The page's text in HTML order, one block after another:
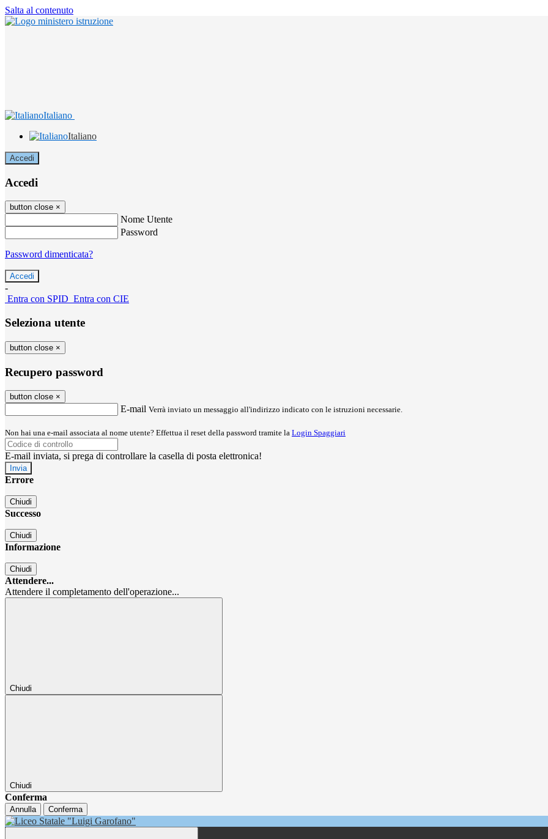
Salta al contenuto
Italiano
Italiano
Accedi
Accedi
button close ×
Nome Utente
Password
Password dimenticata?
-
Entra con SPID Entra con CIE
Seleziona utente
button close ×
Recupero password
button close ×
E-mail Verrà inviato un messaggio all'indirizzo indicato con le istruzioni necessarie.
Non hai una e-mail associata al nome utente? Effettua il reset della password tramite la Login Spaggiari
E-mail inviata, si prega di controllare la casella di posta elettronica!
Errore
Chiudi
Successo
Chiudi
Informazione
Chiudi
Attendere...
Attendere il completamento dell'operazione...
Chiudi
Chiudi
Conferma
Annulla Conferma